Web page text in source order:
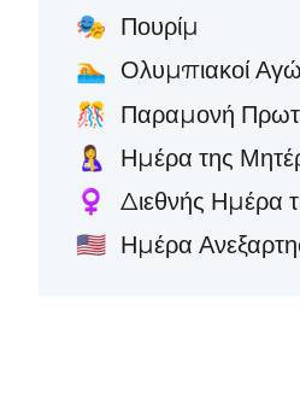
🎭 Πουρίμ
🏊 Ολυμπιακοί
🎊 Παραμονή
🤱 Ημέρα της
♀️ Διεθνής Ημέρα
🇺🇸 Ημέρα